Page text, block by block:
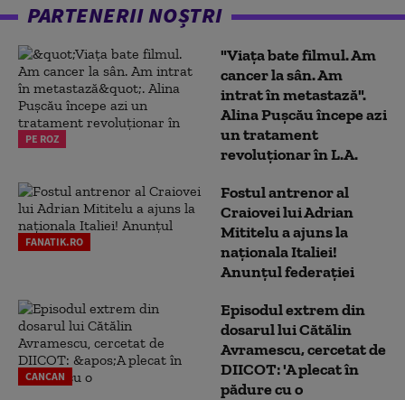
PARTENERII NOȘTRI
PE ROZ
"Viața bate filmul. Am
cancer la sân. Am
intrat în metastază".
Alina Pușcău începe azi
un tratament
revoluționar în L.A.
FANATIK.RO
Fostul antrenor al
Craiovei lui Adrian
Mititelu a ajuns la
naționala Italiei!
Anunțul federației
CANCAN
Episodul extrem din
dosarul lui Cătălin
Avramescu, cercetat de
DIICOT: 'A plecat în
pădure cu o